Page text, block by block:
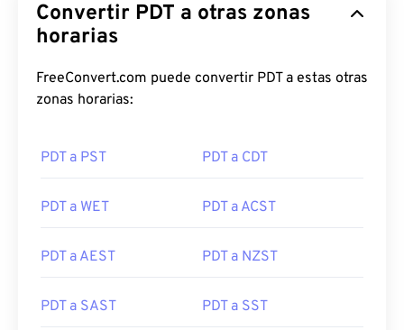
Convertir PDT a otras zonas
horarias
FreeConvert.com puede convertir PDT a estas otras
zonas horarias:
PDT a PST PDT a CDT
PDT a WET PDT a ACST
PDT a AEST PDT a NZST
PDT a SAST PDT a SST